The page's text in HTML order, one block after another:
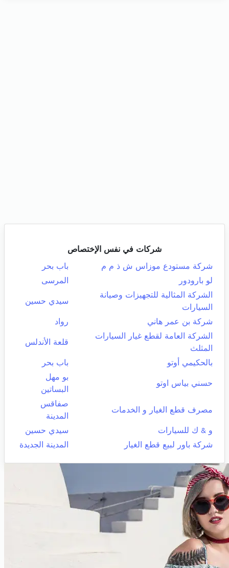
شركات في نفس الإختصاص
شركة مستودع موزاس ش ذ م م
باب بحر
لو بارودور
المرسى
الشركة المثالية للتجهيزات وصيانة
السيارات
سيدي حسين
شركة بن عمر هاني
رواد
الشركة العامة لقطع غيار السيارات
المثلث
قلعة الأندلس
بالحكيمي أوتو باب بحر
حسني بياس اوتو
بو مهل
البساتين
مصرف قطع الغيار و الخدمات
صفاقس
المدينة
و & ك للسيارات
سيدي حسين
شركة باور لبيع قطع الغيار
المدينة الجديدة